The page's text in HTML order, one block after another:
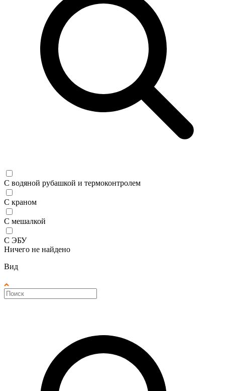
С водяной рубашкой и термоконтролем
С краном
С мешалкой
С ЭБУ
Ничего не найдено
Вид